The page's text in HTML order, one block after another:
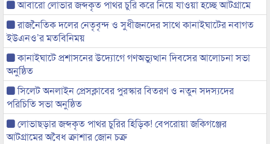
আবারো লোভার জব্দকৃত পাথর চুরি করে নিয়ে যাওয়া হচ্ছে আটগ্রামে
রাজনৈতিক দলের নেতৃবৃন্দ ও সুধীজনদের সাথে কানাইঘাটের নবাগত
ইউএনও’র মতবিনিময়
কানাইঘাটে প্রশাসনের উদ্যোগে গণঅভ্যুত্থান দিবসের আলোচনা সভা
অনুষ্ঠিত
সিলেট অনলাইন প্রেসক্লাবের পুরস্কার বিতরণ ও নতুন সদস্যদের
পরিচিতি সভা অনুষ্ঠিত
লোভাছড়ার জব্দকৃত পাথর চুরির হিড়িক! বেপরোয়া জকিগঞ্জের
আটগ্রামের অবৈধ ক্রাশার জোন চক্র